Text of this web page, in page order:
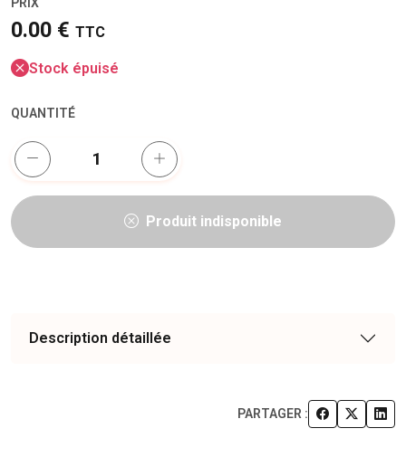
0.00 € TTC
Stock épuisé
QUANTITÉ
Produit indisponible
Description détaillée
PARTAGER :